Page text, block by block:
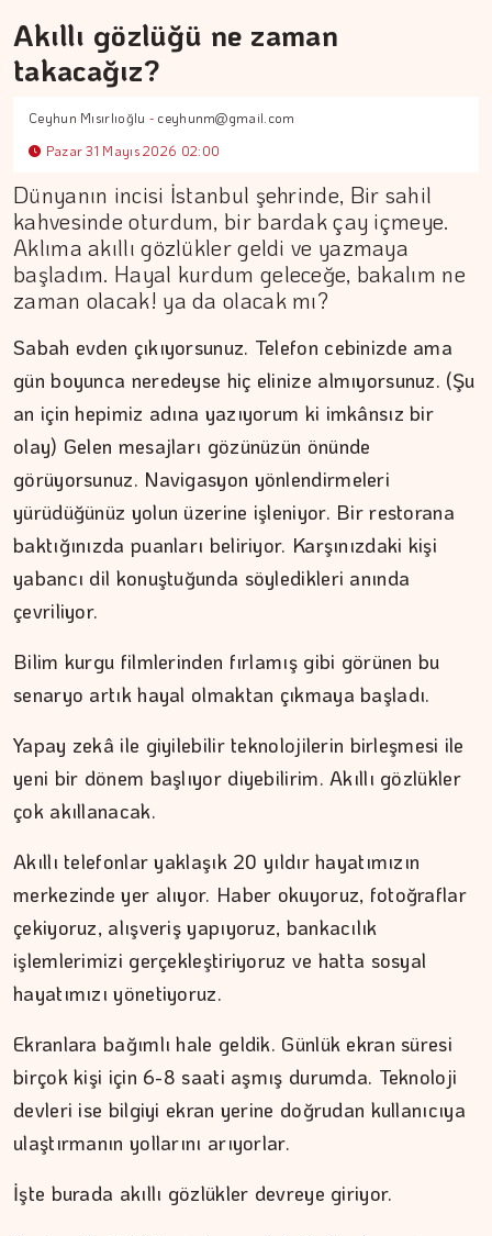
Akıllı gözlüğü ne zaman
takacağız?
Ceyhun Mısırlıoğlu - ceyhunm@gmail.com
Pazar 31 Mayıs 2026 02:00
Dünyanın incisi İstanbul şehrinde, Bir sahil
kahvesinde oturdum, bir bardak çay içmeye.
Aklıma akıllı gözlükler geldi ve yazmaya
başladım. Hayal kurdum geleceğe, bakalım ne
zaman olacak! ya da olacak mı?
Sabah evden çıkıyorsunuz. Telefon cebinizde ama
gün boyunca neredeyse hiç elinize almıyorsunuz. (Şu
an için hepimiz adına yazıyorum ki imkânsız bir
olay) Gelen mesajları gözünüzün önünde
görüyorsunuz. Navigasyon yönlendirmeleri
yürüdüğünüz yolun üzerine işleniyor. Bir restorana
baktığınızda puanları beliriyor. Karşınızdaki kişi
yabancı dil konuştuğunda söyledikleri anında
çevriliyor.
Bilim kurgu filmlerinden fırlamış gibi görünen bu
senaryo artık hayal olmaktan çıkmaya başladı.
Yapay zekâ ile giyilebilir teknolojilerin birleşmesi ile
yeni bir dönem başlıyor diyebilirim. Akıllı gözlükler
çok akıllanacak.
Akıllı telefonlar yaklaşık 20 yıldır hayatımızın
merkezinde yer alıyor. Haber okuyoruz, fotoğraflar
çekiyoruz, alışveriş yapıyoruz, bankacılık
işlemlerimizi gerçekleştiriyoruz ve hatta sosyal
hayatımızı yönetiyoruz.
Ekranlara bağımlı hale geldik. Günlük ekran süresi
birçok kişi için 6-8 saati aşmış durumda. Teknoloji
devleri ise bilgiyi ekran yerine doğrudan kullanıcıya
ulaştırmanın yollarını arıyorlar.
İşte burada akıllı gözlükler devreye giriyor.
Ahlat'tan Nemrut Krateri'ne